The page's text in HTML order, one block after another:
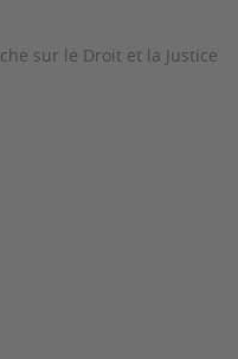
sur le Droit et la Justice